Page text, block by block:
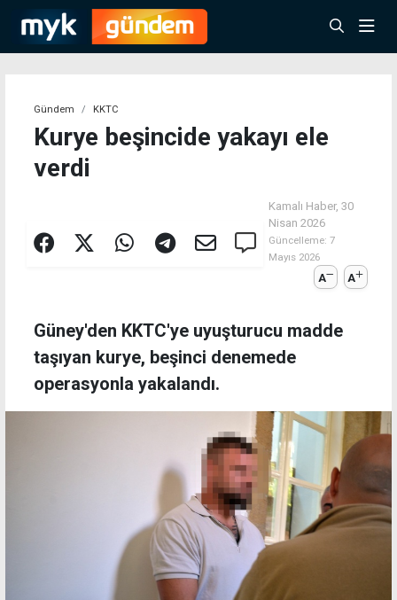
Gündem KKTC
Kurye beşincide yakayı ele
verdi
Kamalı Haber,30
Nisan 2026
Güncelleme:7
Mayıs 2026
A A
Güney'den KKTC'ye uyuşturucu madde
taşıyan kurye, beşinci denemede
operasyonla yakalandı.